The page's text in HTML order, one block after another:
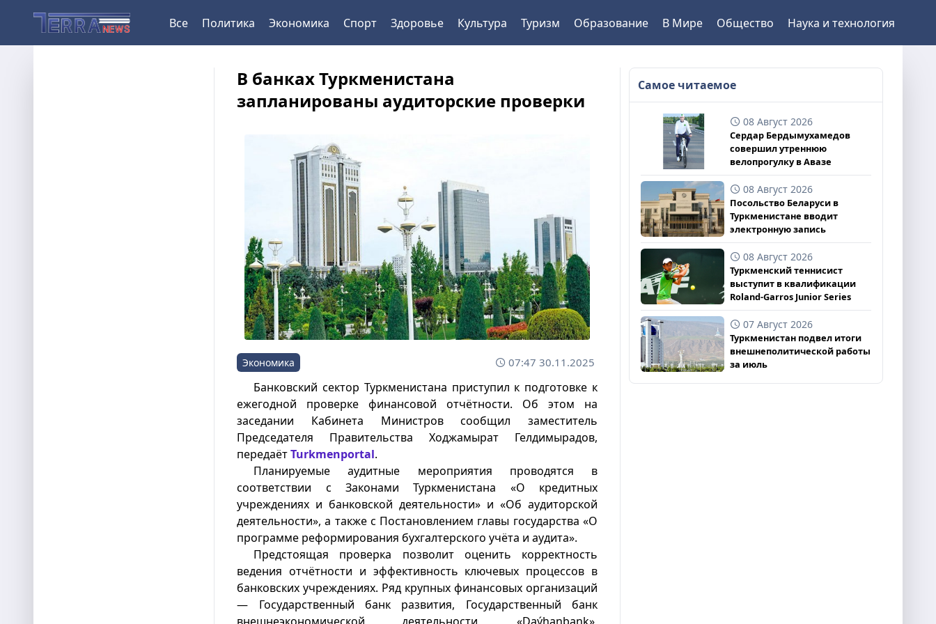
Все Политика Экономика Спорт Здоровье Культура Туризм Образование В Мире Общество Наука и технология
В банках Туркменистана
запланированы аудиторские проверки
Экономика 07:47 30.11.2025
Банковский сектор Туркменистана приступил к подготовке к
ежегодной проверке финансовой отчётности. Об этом на
заседании Кабинета Министров сообщил заместитель
Председателя Правительства Ходжамырат Гелдимырадов,
передаётTurkmenportal.
Планируемые аудитные мероприятия проводятся в
соответствии с Законами Туркменистана «О кредитных
учреждениях и банковской деятельности» и «Об аудиторской
деятельности», а также с Постановлением главы государства «О
программе реформирования бухгалтерского учёта и аудита».
Предстоящая проверка позволит оценить корректность
ведения отчётности и эффективность ключевых процессов в
банковских учреждениях. Ряд крупных финансовых организаций
— Государственный банк развития, Государственный банк
Самое читаемое
08 Август 2026
Сердар Бердымухамедов
совершил утреннюю
велопрогулку в Авазе
08 Август 2026
Посольство Беларуси в
Туркменистане вводит
электронную запись
08 Август 2026
Туркменский теннисист
выступит в квалификации
Roland-Garros Junior Series
07 Август 2026
Туркменистан подвел итоги
внешнеполитической работы
за июль